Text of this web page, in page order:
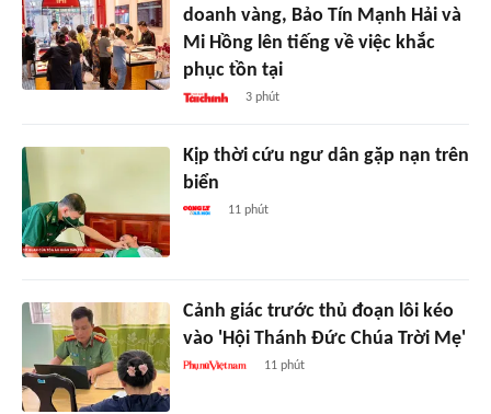
doanh vàng, Bảo Tín Mạnh Hải và
Mi Hồng lên tiếng về việc khắc
phục tồn tại
3 phút
Kịp thời cứu ngư dân gặp nạn trên
biển
11 phút
Cảnh giác trước thủ đoạn lôi kéo
vào 'Hội Thánh Đức Chúa Trời Mẹ'
11 phút